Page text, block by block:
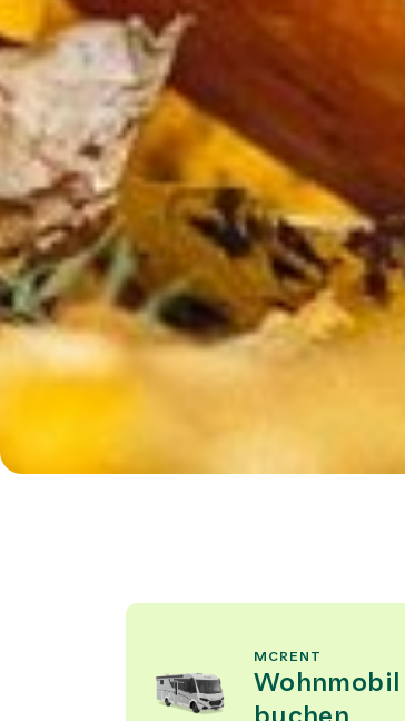
MCRENT
Wohnmobil